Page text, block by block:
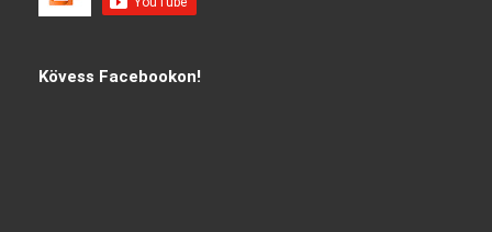
Kövess Facebookon!